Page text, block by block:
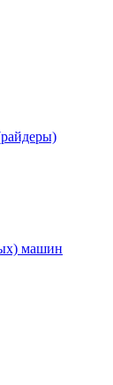
машин